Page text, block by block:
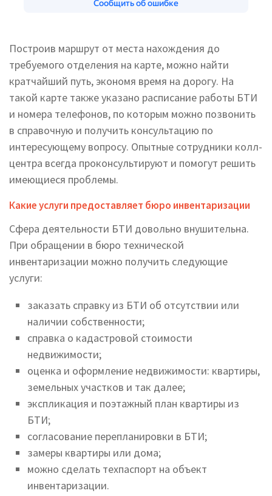
Построив маршрут от места нахождения до
требуемого отделения на карте, можно найти
кратчайший путь, экономя время на дорогу. На
такой карте также указано расписание работы БТИ
и номера телефонов, по которым можно позвонить
в справочную и получить консультацию по
интересующему вопросу. Опытные сотрудники колл-
центра всегда проконсультируют и помогут решить
имеющиеся проблемы.
Какие услуги предоставляет бюро инвентаризации
Сфера деятельности БТИ довольно внушительна.
При обращении в бюро технической
инвентаризации можно получить следующие
услуги:
заказать справку из БТИ об отсутствии или
наличии собственности;
справка о кадастровой стоимости
недвижимости;
оценка и оформление недвижимости: квартиры,
земельных участков и так далее;
экспликация и поэтажный план квартиры из
БТИ;
согласование перепланировки в БТИ;
замеры квартиры или дома;
можно сделать техпаспорт на объект
инвентаризации.